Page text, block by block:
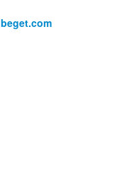
beget.com